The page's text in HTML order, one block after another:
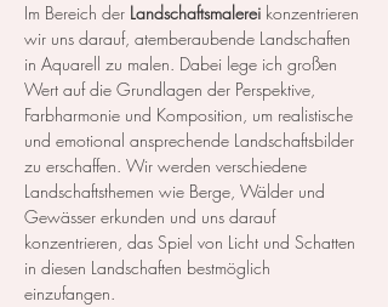
Im Bereich der Landschaftsmalerei konzentrieren
wir uns darauf, atemberaubende Landschaften
in Aquarell zu malen. Dabei lege ich großen
Wert auf die Grundlagen der Perspektive,
Farbharmonie und Komposition, um realistische
und emotional ansprechende Landschaftsbilder
zu erschaffen. Wir werden verschiedene
Landschaftsthemen wie Berge, Wälder und
Gewässer erkunden und uns darauf
konzentrieren, das Spiel von Licht und Schatten
in diesen Landschaften bestmöglich
einzufangen.